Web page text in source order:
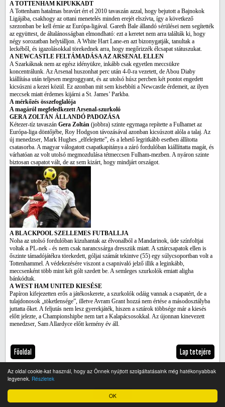
OK
Az oldal cookie-kat használ, hogy az Önnek nyújtott szolgáltatásaink még hatékonyabbak
legyenek. Részletek
A TOTTENHAM KIPUKKADT
A Tottenham hatalmas bravúrt ért el 2010 tavaszán azzal, hogy bejutott a Bajnokok
Ligájába, csakhogy az ottani menetelés minden erejét elszívta, így a következő
szezonban be kell érnie az Európa-ligával. Gareth Bale állandó sérülései nem segítették
az együttest, de általánosságban elmondható: ezt a keretet nem arra találták ki, hogy
négy sorozatban helytálljon. A White Hart Lane-en azt bizonygatják, tanultak a
leckéből, és igazolásokkal törekednek arra, hogy megőrizzék élcsapat státuszukat.
A NEWCASTLE FELTÁMADÁSA AZ ARSENAL ELLEN
A Szarkáknak nem az egész idényükre, inkább csak egyetlen meccsükre
koncentrálunk. Az Arsenal huszonhat perc után 4-0-ra vezetett, de Abou Diaby
kiállítása után teljesen megroggyant, és az utolsó húsz percben két pontot engedett
kicsúszni a kezei közül. Ez azonban mit sem kisebbíti a Newcastle érdemeit, az ilyen
meccsek miatt érdemes kijárni a St. James’ Parkba.
A mérkőzés összefoglalója
A magáról megfeledkezett Arsenal-szurkoló
GERA ZOLTÁN ÁLLANDÓ PADOZÁSA
Kétezer-tíz tavaszán Gera Zoltán (jobbra) szinte egymaga repítette a Fulhamet az
Európa-liga döntőjébe, Roy Hodgson távozásával azonban kicsúszott alóla a talaj. Az
új menedzser, Mark Hughes „elfelejtette”, és a lehető legritkább esetben állította
csatasorba. A magyar válogatott csapatkapitánya a záró fordulóban kiállíttatta magát, és
várhatóan az volt utolsó megmozdulása tétmeccsen Fulham-mezben. A nyáron szinte
biztosan csapatot vált, de az sem kizárt, hogy mindjárt országot.
A BLACKPOOL SZELLEMES FUTBALLJA
Noha az utolsó fordulóban kizuhantak az élvonalból a Mandarinok, üde színfoltjai
voltak a PL-nek - és nem csak narancssárga dresszük miatt. A sztárcsapatok ellen is
őszinte támadójátékra törekedett, góljai számát tekintve (55) egy súlycsoportban volt a
Tottenhammel. A védekezésére viszont a csapnivaló jelző illik a leginkább,
meccsenként több mint két gólt szedett be. A semleges szurkolók emiatt aligha
bánkódtak.
A WEST HAM UNITED KIESÉSE
Papíron kifejezetten erős a játékoskerete, a szurkolók odáig vannak a csapatért, de a
tulajdonosok „töketlensége”, illetve Avram Grant hozzá nem értése a másodosztályba
juttatta őket. A feljutás nem lesz gyerekjáték, hiszen a sztárok többsége már a kiesés
előtt jelezte, a Championshipbe nem tart a Kalapácsosokkal. Az újonnan kinevezett
menedzser, Sam Allardyce előtt kemény év áll.
Főoldal Lap tetejére
Teljes verzió